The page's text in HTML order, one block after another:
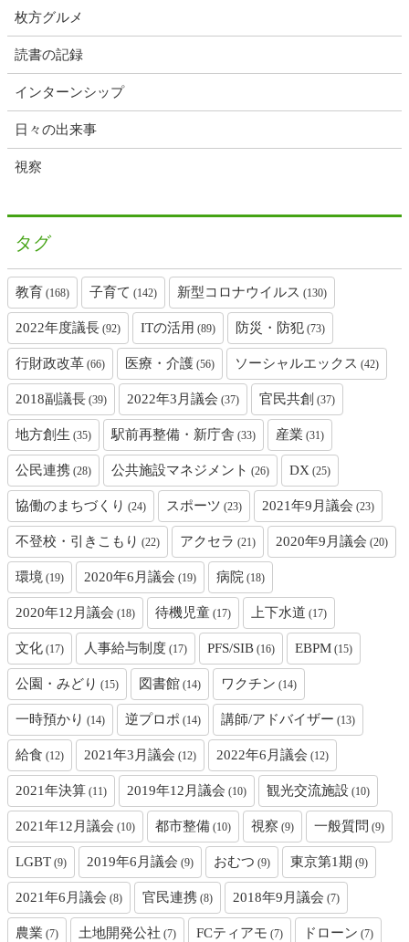
枚方グルメ
読書の記録
インターンシップ
日々の出来事
視察
タグ
教育 (168) 子育て (142) 新型コロナウイルス (130)
2022年度議長 (92) ITの活用 (89) 防災・防犯 (73)
行財政改革 (66) 医療・介護 (56) ソーシャルエックス (42)
2018副議長 (39) 2022年3月議会 (37) 官民共創 (37)
地方創生 (35) 駅前再整備・新庁舎 (33) 産業 (31)
公民連携 (28) 公共施設マネジメント (26) DX (25)
協働のまちづくり (24) スポーツ (23) 2021年9月議会 (23)
不登校・引きこもり (22) アクセラ (21) 2020年9月議会 (20)
環境 (19) 2020年6月議会 (19) 病院 (18)
2020年12月議会 (18) 待機児童 (17) 上下水道 (17)
文化 (17) 人事給与制度 (17) PFS/SIB (16) EBPM (15)
公園・みどり (15) 図書館 (14) ワクチン (14)
一時預かり (14) 逆プロポ (14) 講師/アドバイザー (13)
給食 (12) 2021年3月議会 (12) 2022年6月議会 (12)
2021年決算 (11) 2019年12月議会 (10) 観光交流施設 (10)
2021年12月議会 (10) 都市整備 (10) 視察 (9) 一般質問 (9)
LGBT (9) 2019年6月議会 (9) おむつ (9) 東京第1期 (9)
2021年6月議会 (8) 官民連携 (8) 2018年9月議会 (7)
農業 (7) 土地開発公社 (7) FCティアモ (7) ドローン (7)